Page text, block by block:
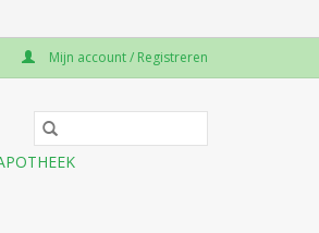
Mijn account / Registreren